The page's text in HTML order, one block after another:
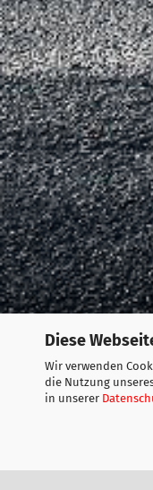
Diese
Wir verwenden
die Nutzung
in unserer